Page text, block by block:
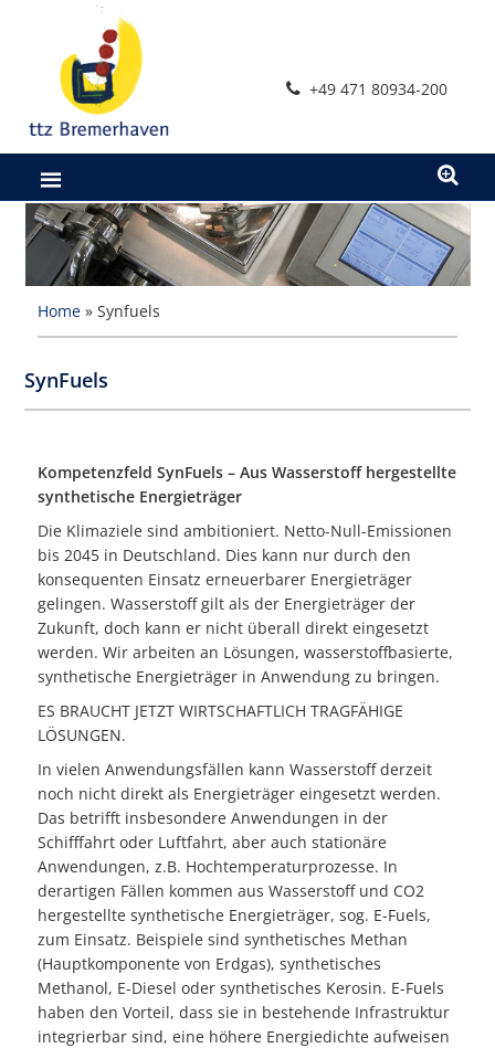
springen
+49 471 80934-200
Home »Synfuels
SynFuels
Kompetenzfeld SynFuels – Aus Wasserstoff hergestellte
synthetische Energieträger
Die Klimaziele sind ambitioniert. Netto-Null-Emissionen
bis 2045 in Deutschland. Dies kann nur durch den
konsequenten Einsatz erneuerbarer Energieträger
gelingen. Wasserstoff gilt als der Energieträger der
Zukunft, doch kann er nicht überall direkt eingesetzt
werden. Wir arbeiten an Lösungen, wasserstoffbasierte,
synthetische Energieträger in Anwendung zu bringen.
ES BRAUCHT JETZT WIRTSCHAFTLICH TRAGFÄHIGE
LÖSUNGEN.
In vielen Anwendungsfällen kann Wasserstoff derzeit
noch nicht direkt als Energieträger eingesetzt werden.
Das betrifft insbesondere Anwendungen in der
Schifffahrt oder Luftfahrt, aber auch stationäre
Anwendungen, z.B. Hochtemperaturprozesse. In
derartigen Fällen kommen aus Wasserstoff und CO2
hergestellte synthetische Energieträger, sog. E-Fuels,
zum Einsatz. Beispiele sind synthetisches Methan
(Hauptkomponente von Erdgas), synthetisches
Methanol, E-Diesel oder synthetisches Kerosin. E-Fuels
haben den Vorteil, dass sie in bestehende Infrastruktur
integrierbar sind, eine höhere Energiedichte aufweisen